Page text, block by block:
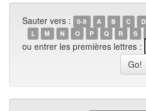
Sauter vers : 0-9 A B C D
L
M N O P Q R S
ou entrer les premières lettres :